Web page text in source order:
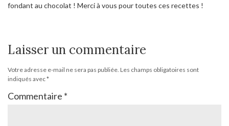
fondant au chocolat ! Merci à vous pour toutes ces recettes !
Laisser un commentaire
Votre adresse e-mail ne sera pas publiée. Les champs obligatoires sont
indiqués avec*
Commentaire *